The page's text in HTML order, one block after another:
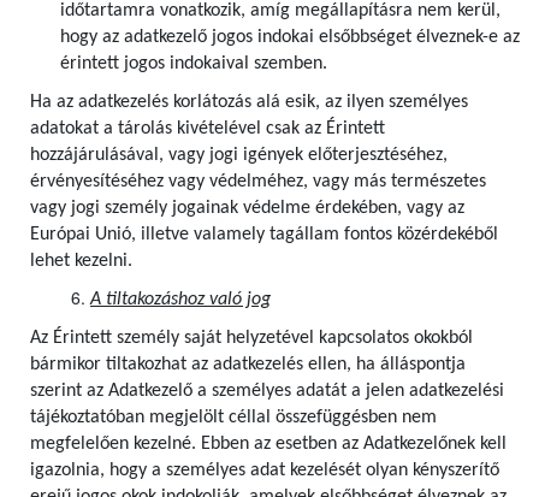
időtartamra vonatkozik, amíg megállapításra nem kerül,
hogy az adatkezelő jogos indokai elsőbbséget élveznek-e az
érintett jogos indokaival szemben.
Ha az adatkezelés korlátozás alá esik, az ilyen személyes
adatokat a tárolás kivételével csak az Érintett
hozzájárulásával, vagy jogi igények előterjesztéséhez,
érvényesítéséhez vagy védelméhez, vagy más természetes
vagy jogi személy jogainak védelme érdekében, vagy az
Európai Unió, illetve valamely tagállam fontos közérdekéből
lehet kezelni.
A tiltakozáshoz való jog
Az Érintett személy saját helyzetével kapcsolatos okokból
bármikor tiltakozhat az adatkezelés ellen, ha álláspontja
szerint az Adatkezelő a személyes adatát a jelen adatkezelési
tájékoztatóban megjelölt céllal összefüggésben nem
megfelelően kezelné. Ebben az esetben az Adatkezelőnek kell
igazolnia, hogy a személyes adat kezelését olyan kényszerítő